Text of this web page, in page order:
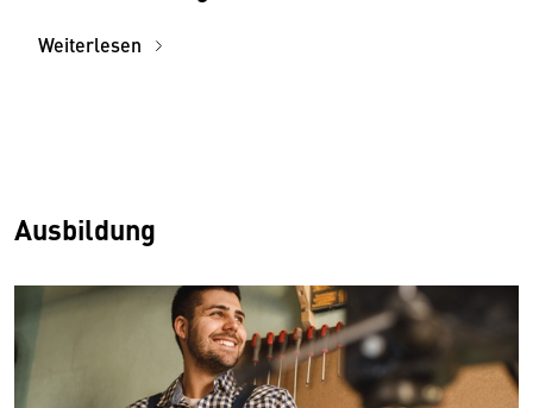
Weiterlesen
Ausbildung